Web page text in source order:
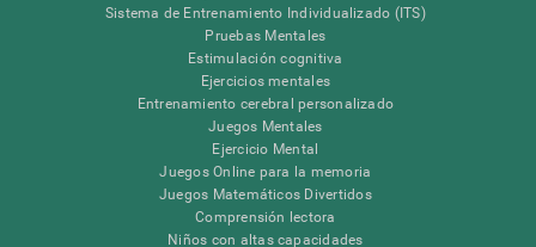
Sistema de Entrenamiento Individualizado (ITS)
Pruebas Mentales
Estimulación cognitiva
Ejercicios mentales
Entrenamiento cerebral personalizado
Juegos Mentales
Ejercicio Mental
Juegos Online para la memoria
Juegos Matemáticos Divertidos
Comprensión lectora
Niños con altas capacidades